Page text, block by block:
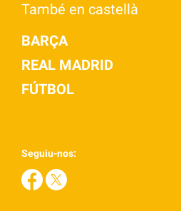
També en castellà
BARÇA
REAL MADRID
FÚTBOL
Seguiu-nos: